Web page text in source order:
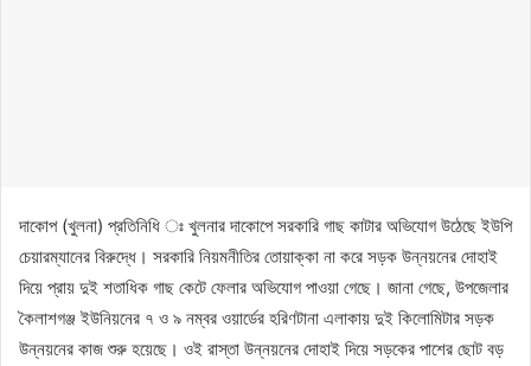
দাকোপ (খুলনা) প্রতিনিধি ঃ খুলনার দাকোপে সরকারি গাছ কাটার অভিযোগ উঠেছে ইউপি
চেয়ারম্যানের বিরুদ্ধে। সরকারি নিয়মনীতির তোয়াক্কা না করে সড়ক উন্নয়নের দোহাই
দিয়ে প্রায় দুই শতাধিক গাছ কেটে ফেলার অভিযোগ পাওয়া গেছে। জানা গেছে, উপজেলার
কৈলাশগঞ্জ ইউনিয়নের ৭ ও ৯ নম্বর ওয়ার্ডের হরিণটানা এলাকায় দুই কিলোমিটার সড়ক
উন্নয়নের কাজ শুরু হয়েছে। ওই রাস্তা উন্নয়নের দোহাই দিয়ে সড়কের পাশের ছোট বড়